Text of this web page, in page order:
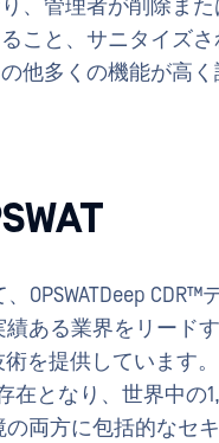
、管理者が削除また
こと、サニタイズさ
他多くの機能が高く
OPSWATDeep CDR™
績ある業界をリード
を提供しています
在となり、世界中の
の両方に包括的なセ